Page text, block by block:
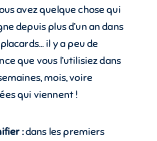
avez quelque chose qui
depuis plus d’un an dans
il y a peu de
que vous l’utilisiez dans
mois, voire
qui viennent !
:dans les premiers